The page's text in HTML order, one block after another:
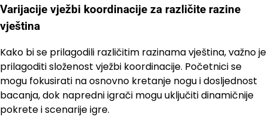
Varijacije vježbi koordinacije za različite razine
vještina
Kako bi se prilagodili različitim razinama vještina, važno je
prilagoditi složenost vježbi koordinacije. Početnici se
mogu fokusirati na osnovno kretanje nogu i dosljednost
bacanja, dok napredni igrači mogu uključiti dinamičnije
pokrete i scenarije igre.